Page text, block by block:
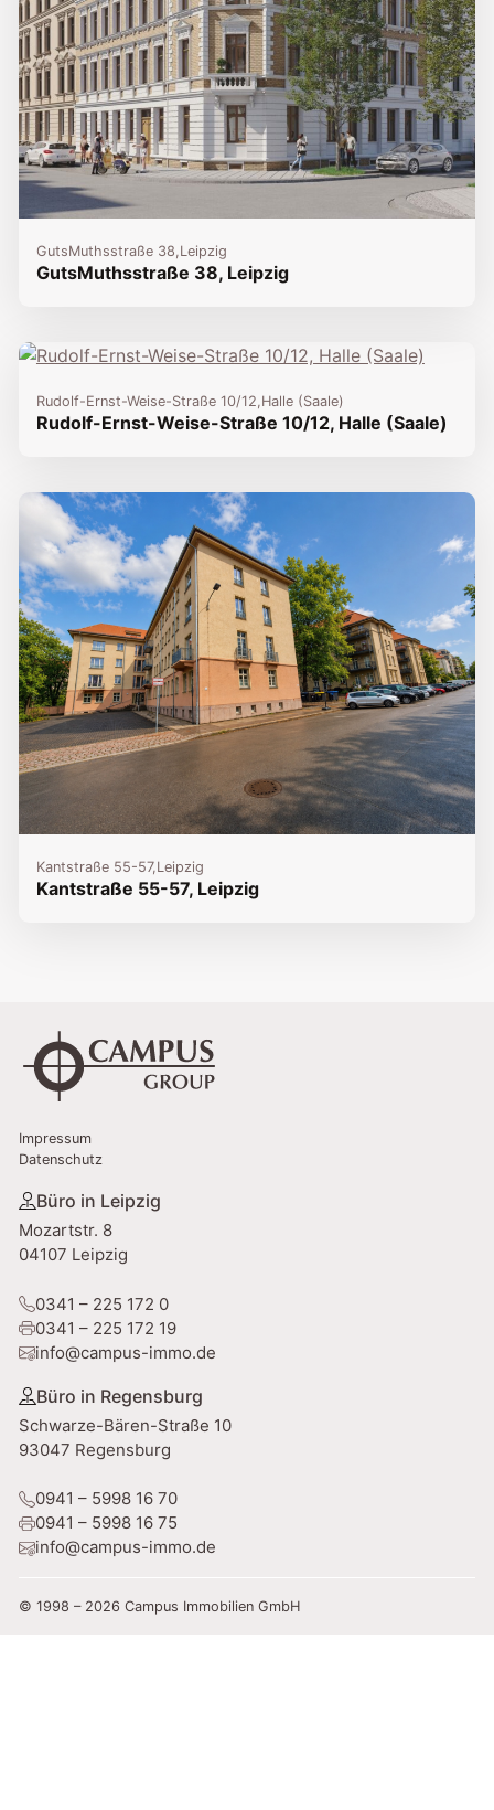
GutsMuthsstraße 38, Leipzig
GutsMuthsstraße 38, Leipzig
Rudolf-Ernst-Weise-Straße 10/12, Halle (Saale)
Rudolf-Ernst-Weise-Straße 10/12, Halle (Saale)
Kantstraße 55-57,Leipzig
Kantstraße 55-57, Leipzig
Impressum
Datenschutz
Büro in Leipzig
Mozartstr. 8
04107 Leipzig
0341 – 225 172 0
0341 – 225 172 19
info@campus-immo.de
Büro in Regensburg
Schwarze-Bären-Straße 10
93047 Regensburg
0941 – 5998 16 70
0941 – 5998 16 75
info@campus-immo.de
© 1998 – 2026 Campus Immobilien GmbH